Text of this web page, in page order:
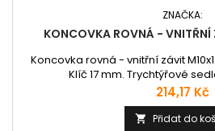
ZNAČKA:
KONCOVKA ROVNÁ - VNITŘNÍ
Koncovka rovná - vnitřní závit
Klíč 17 mm. Trychtýřové
Cena
214,17 Kč
 Přidat do